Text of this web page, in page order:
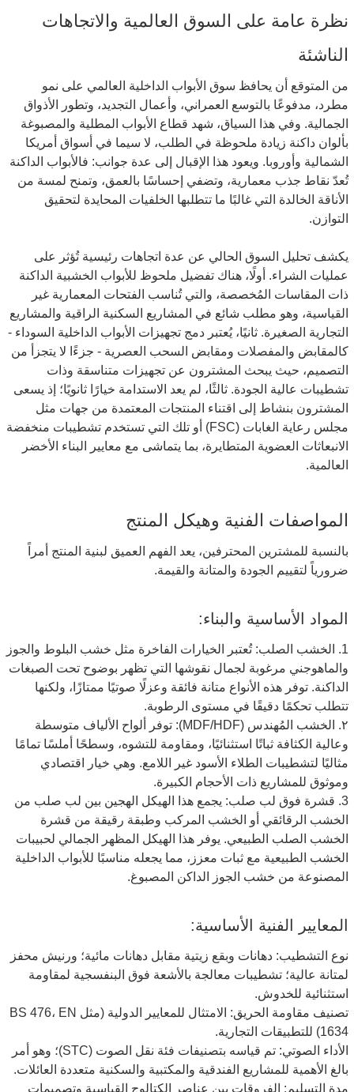
نظرة عامة على السوق العالمية والاتجاهات
الناشئة
من المتوقع أن يحافظ سوق الأبواب الداخلية العالمي على نمو
مطرد، مدفوعًا بالتوسع العمراني، وأعمال التجديد، وتطور الأذواق
الجمالية. وفي هذا السياق، شهد قطاع الأبواب المطلية والمصبوغة
بألوان داكنة زيادة ملحوظة في الطلب، لا سيما في أسواق أمريكا
الشمالية وأوروبا. ويعود هذا الإقبال إلى عدة جوانب: فالأبواب الداكنة
تُعدّ نقاط جذب معمارية، وتضفي إحساسًا بالعمق، وتمنح لمسة من
الأناقة الخالدة التي غالبًا ما تتطلبها الخلفيات المحايدة لتحقيق
التوازن.
يكشف تحليل السوق الحالي عن عدة اتجاهات رئيسية تُؤثر على
عمليات الشراء. أولًا، هناك تفضيل ملحوظ للأبواب الخشبية الداكنة
ذات المقاسات المُخصصة، والتي تُناسب الفتحات المعمارية غير
القياسية، وهو مطلب شائع في المشاريع السكنية الراقية والمشاريع
التجارية الصغيرة. ثانيًا، يُعتبر دمج تجهيزات الأبواب الداخلية السوداء -
كالمقابض والمفصلات ومقابض السحب العصرية - جزءًا لا يتجزأ من
التصميم، حيث يبحث المشترون عن تجهيزات متناسقة وذات
تشطيبات عالية الجودة. ثالثًا، لم يعد الاستدامة خيارًا ثانويًا؛ إذ يسعى
المشترون بنشاط إلى اقتناء المنتجات المعتمدة من جهات مثل
مجلس رعاية الغابات (FSC) أو تلك التي تستخدم تشطيبات منخفضة
الانبعاثات العضوية المتطايرة، بما يتماشى مع معايير البناء الأخضر
العالمية.
المواصفات الفنية وهيكل المنتج
بالنسبة للمشترين المحترفين، يعد الفهم العميق لبنية المنتج أمراً
ضرورياً لتقييم الجودة والمتانة والقيمة.
المواد الأساسية والبناء:
1. الخشب الصلب: تُعتبر الخيارات الفاخرة مثل خشب البلوط والجوز
والماهوجني مرغوبة لجمال نقوشها التي تظهر بوضوح تحت الصبغات
الداكنة. توفر هذه الأنواع متانة فائقة وعزلًا صوتيًا ممتازًا، ولكنها
تتطلب تحكمًا دقيقًا في مستوى الرطوبة.
٢. الخشب المُهندس (MDF/HDF): توفر ألواح الألياف متوسطة
وعالية الكثافة ثباتًا استثنائيًا، ومقاومة للتشوه، وسطحًا أملسًا تمامًا
مثاليًا لتشطيبات الطلاء الأسود غير اللامع. وهي خيار اقتصادي
وموثوق للمشاريع ذات الأحجام الكبيرة.
3. قشرة فوق لب صلب: يجمع هذا الهيكل الهجين بين لب صلب من
الخشب الرقائقي أو الخشب المركب وطبقة رقيقة من قشرة
الخشب الصلب الطبيعي. يوفر هذا الهيكل المظهر الجمالي لحبيبات
الخشب الطبيعية مع ثبات معزز، مما يجعله مناسبًا للأبواب الداخلية
المصنوعة من خشب الجوز الداكن المصبوغ.
المعايير الفنية الأساسية:
نوع التشطيب: دهانات وبقع زيتية مقابل دهانات مائية؛ ورنيش محفز
لمتانة عالية؛ تشطيبات معالجة بالأشعة فوق البنفسجية لمقاومة
استثنائية للخدوش.
تصنيف مقاومة الحريق: الامتثال للمعايير الدولية (مثل BS 476، EN
1634) للتطبيقات التجارية.
الأداء الصوتي: تم قياسه بتصنيفات فئة نقل الصوت (STC)؛ وهو أمر
بالغ الأهمية للمشاريع الفندقية والمكتبية والسكنية متعددة العائلات.
مدة التسليم: الفروقات بين عناصر الكتالوج القياسية وتصميمات